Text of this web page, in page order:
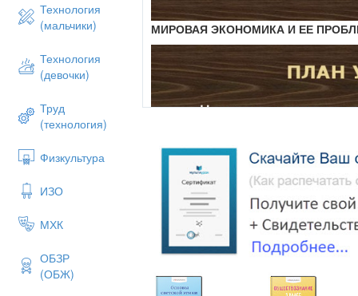
Технология
(мальчики)
Технология
(девочки)
Труд
(технология)
Физкультура
ИЗО
МХК
ОБЗР
(ОБЖ)
МИРОВАЯ ЭКОНОМИКА И ЕЕ